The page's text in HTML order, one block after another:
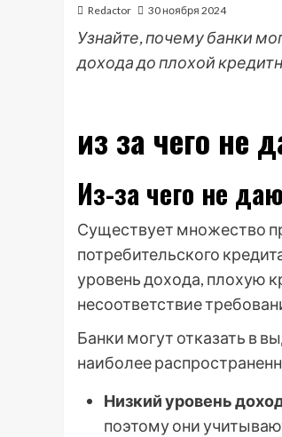
Redactor 30 ноября 2024
Узнайте, почему банки
дохода до плохой
из за чего не
Из-за чего не
Существует множество
потребительского
уровень дохода, плохую
несоответствие
Банки могут отказать в
наиболее
Низкий уровень
поэтому они